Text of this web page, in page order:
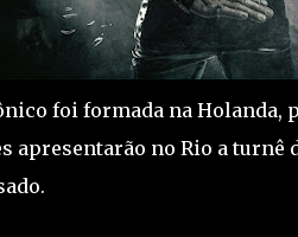
foi formada na Holanda,
apresentarão no Rio a turnê